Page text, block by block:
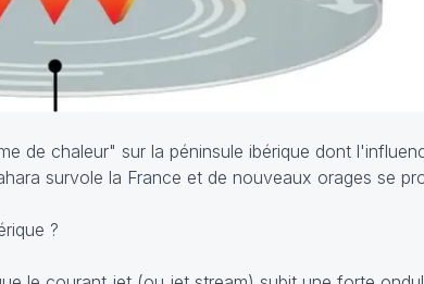
de chaleur" sur la péninsule ibérique dont
survole la France et de nouveaux orages se
?